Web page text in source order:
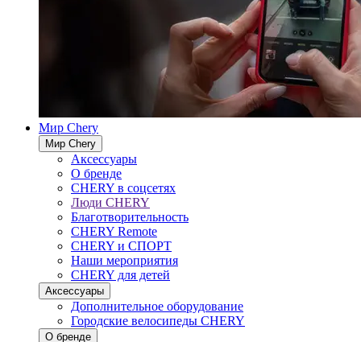
Мир Chery
Мир Chery
Аксессуары
О бренде
CHERY в соцсетях
Люди CHERY
Благотворительность
CHERY Remote
CHERY и СПОРТ
Наши мероприятия
CHERY для детей
Аксессуары
Дополнительное оборудование
Городские велосипеды CHERY
О бренде